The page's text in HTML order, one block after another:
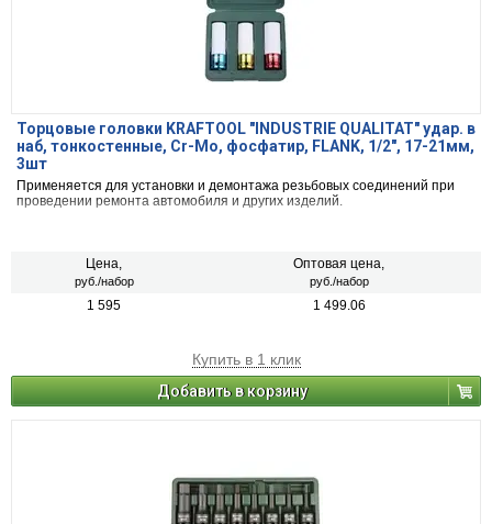
Торцовые головки KRAFTOOL "INDUSTRIE QUALITAT" удар. в
наб, тонкостенные, Cr-Mo, фосфатир, FLANK, 1/2", 17-21мм,
3шт
Применяется для установки и демонтажа резьбовых соединений при
проведении ремонта автомобиля и других изделий.
Цена,
руб./набор
Оптовая цена,
руб./набор
1 595 1 499.06
Купить в 1 клик
Добавить в корзину